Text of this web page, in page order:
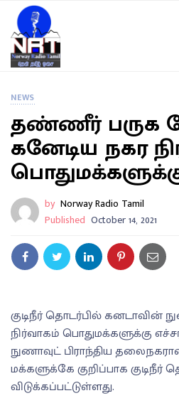
NEWS
தண்ணீர் பருக
கனேடிய நகர
by Norway Radio Tamil
Published October 14, 2021
குடிநீர் தொடர்பில் கனடாவின்
நிர்வாகம் பொதுமக்களுக்கு
நுணாவுட் பிராந்திய
மக்களுக்கே குறிப்பாக குடிநீர்
விடுக்கப்பட்டுள்ளது.